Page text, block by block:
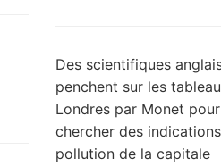
Des scientifiques
penchent sur les
Londres par Monet
chercher des
pollution de la capitale